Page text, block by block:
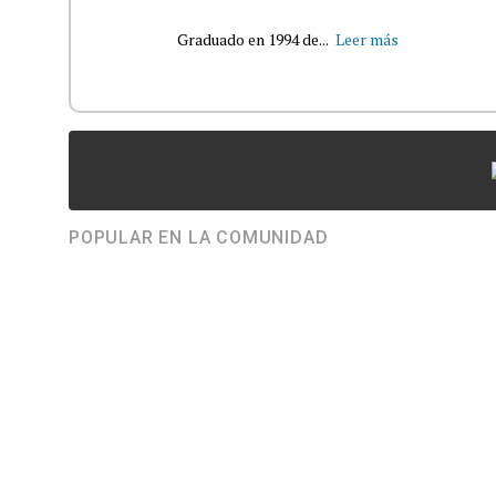
Graduado en 1994 de... Leer más
POPULAR EN LA COMUNIDAD